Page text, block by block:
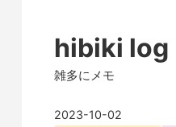
hibiki log
雑多にメモ
2023-10-02